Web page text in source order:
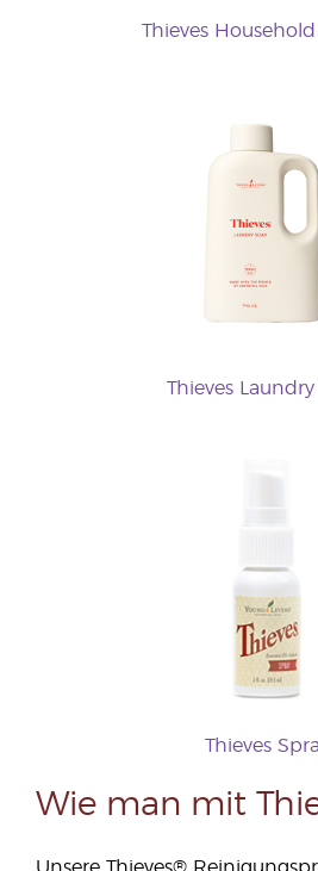
Thieves
Thieves
Thieves
Wie man mit